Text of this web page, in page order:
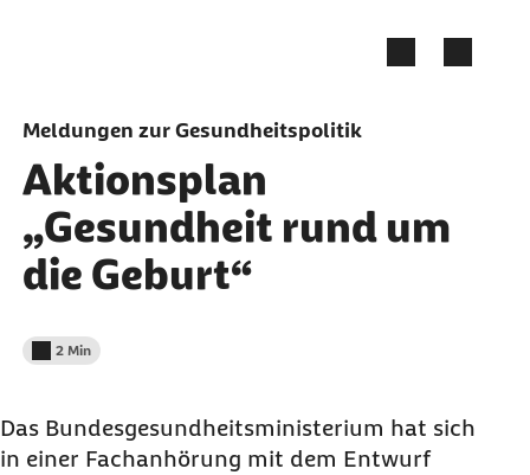
Meldungen zur Gesundheitspolitik
Aktionsplan
„Gesundheit rund um
die Geburt“
Lesedauer weniger als
2 Min
Das Bundesgesundheitsministerium hat sich
in einer Fachanhörung mit dem Entwurf